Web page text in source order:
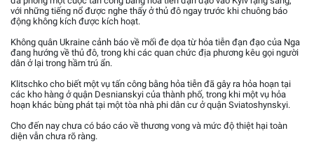
với những tiếng nổ được nghe thấy ở thủ đô ngay trước khi chuông báo
động không kích được kích hoạt.
Không quân Ukraine cảnh báo về mối đe dọa từ hỏa tiễn đạn đạo của Nga
đang hướng về thủ đô, trong khi các quan chức địa phương kêu gọi người
dân ở lại trong hầm trú ẩn.
Klitschko cho biết một vụ tấn công bằng hỏa tiễn đã gây ra hỏa hoạn tại
các kho hàng ở quận Desnianskyi của thành phố, trong khi một vụ hỏa
hoạn khác bùng phát tại một tòa nhà phi dân cư ở quận Sviatoshynskyi.
Cho đến nay chưa có báo cáo về thương vong và mức độ thiệt hại toàn
diện vẫn chưa rõ ràng.